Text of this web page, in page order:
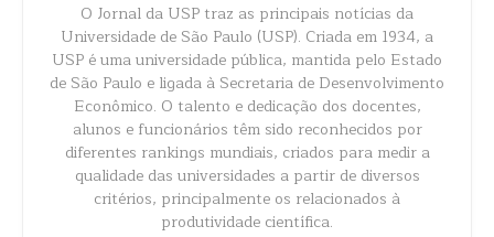
O Jornal da USP traz as principais notícias da
Universidade de São Paulo (USP). Criada em 1934, a
USP é uma universidade pública, mantida pelo Estado
de São Paulo e ligada à Secretaria de Desenvolvimento
Econômico. O talento e dedicação dos docentes,
alunos e funcionários têm sido reconhecidos por
diferentes rankings mundiais, criados para medir a
qualidade das universidades a partir de diversos
critérios, principalmente os relacionados à
produtividade científica.